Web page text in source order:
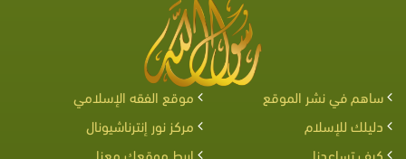
ساهم في نشر الموقع
موقع الفقه الإسلامي
دليلك للإسلام
مركز نور إنترناشيونال
كيف تساعدنا
اربط موقعك معنا